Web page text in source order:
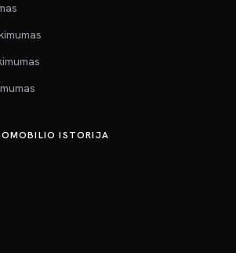
ISTORIJA